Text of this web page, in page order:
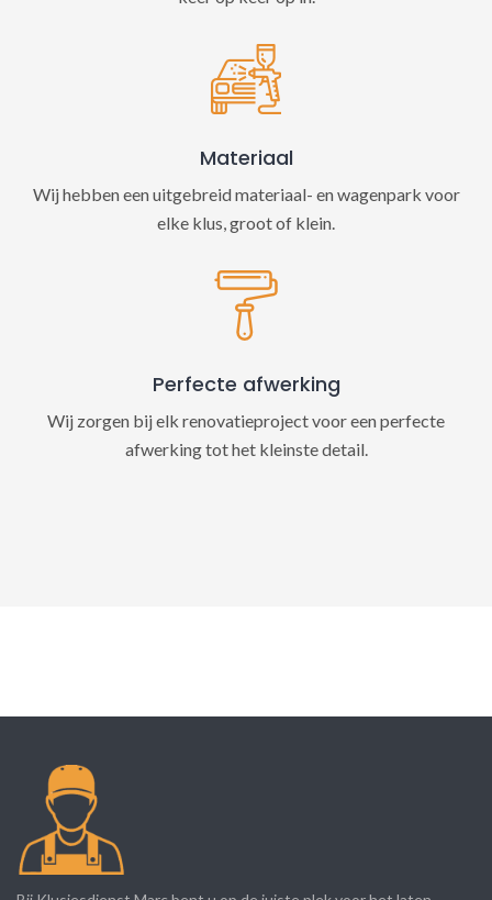
Materiaal
Wij hebben een uitgebreid materiaal- en wagenpark voor
elke klus, groot of klein.
Perfecte afwerking
Wij zorgen bij elk renovatieproject voor een perfecte
afwerking tot het kleinste detail.